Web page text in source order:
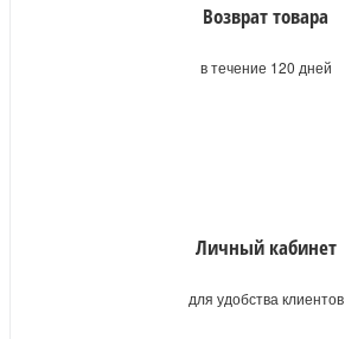
Возврат товара
в течение 120 дней
Личный кабинет
для удобства клиентов